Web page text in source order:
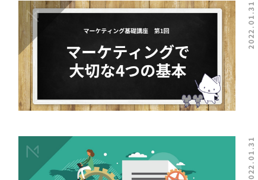
2022.01.31
2022.01.31